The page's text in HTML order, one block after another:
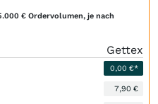
€ Ordervolumen, je nach
Gettex
0,00 €*
7,90 €